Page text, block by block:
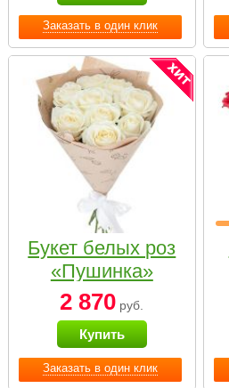
Заказать в один клик
Заказать в один клик
Букет белых роз
«Пушинка»
2 870 руб.
Купить